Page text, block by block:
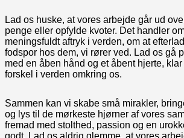
Lad os huske, at vores arbejde går ud
penge eller opfylde kvoter. Det handler
meningsfuldt aftryk i verden, om at
fodspor hos dem, vi rører ved. Lad os gå
med en åben hånd og et åbent hjerte,
forskel i verden omkring os.
Sammen kan vi skabe små mirakler,
og lys til de mørkeste hjørner af vores
fremad med stolthed, passion og en
godt. Lad os aldrig glemme, at vores